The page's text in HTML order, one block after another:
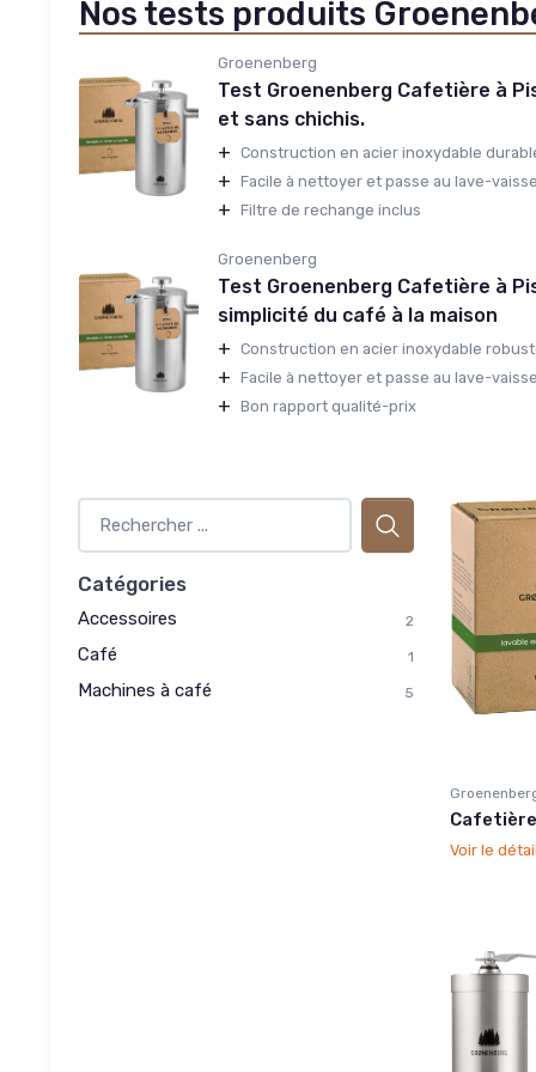
Nos tests produits
Groenenberg
Test Groenenberg Cafetière à
et sans chichis.
+ Construction en acier inoxydable
+ Facile à nettoyer et passe au lave-
+ Filtre de rechange inclus
Groenenberg
Test Groenenberg Cafetière à
simplicité du café à la maison
+ Construction en acier inoxydable
+ Facile à nettoyer et passe au lave-
+ Bon rapport qualité-prix
Catégories
Accessoires 2
Café 1
Machines à café 5
Voir le